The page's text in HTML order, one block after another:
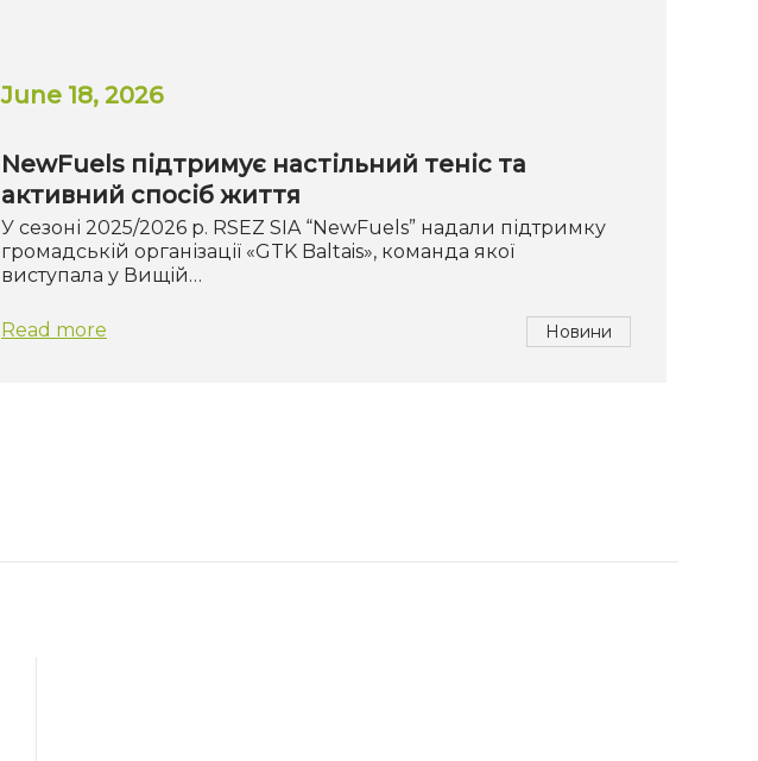
June 18, 2026
NewFuels підтримує настільний теніс та
активний спосіб життя
У сезоні 2025/2026 р. RSEZ SIA “NewFuels” надали підтримку
громадській організації «GTK Baltais», команда якої
виступала у Вищій…
Read more Новини